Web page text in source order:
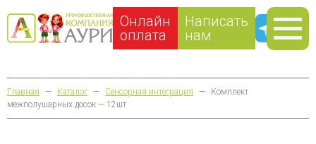
Онлайн
оплата
Написать
нам
Главная — Каталог — Сенсорная интеграция —
Комплект
межполушарных досок — 12шт